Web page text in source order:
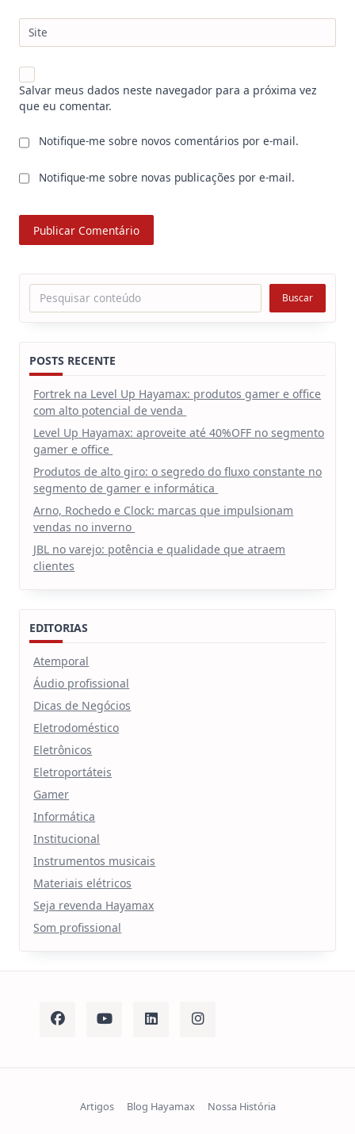
Site
Salvar meus dados neste navegador para a próxima vez
que eu comentar.
Notifique-me sobre novos comentários por e-mail.
Notifique-me sobre novas publicações por e-mail.
Pesquisar Buscar
POSTS RECENTE
Fortrek na Level Up Hayamax: produtos gamer e office
com alto potencial de venda
Level Up Hayamax: aproveite até 40%OFF no segmento
gamer e office
Produtos de alto giro: o segredo do fluxo constante no
segmento de gamer e informática
Arno, Rochedo e Clock: marcas que impulsionam
vendas no inverno
JBL no varejo: potência e qualidade que atraem
clientes
EDITORIAS
Atemporal
Áudio profissional
Dicas de Negócios
Eletrodoméstico
Eletrônicos
Eletroportáteis
Gamer
Informática
Institucional
Instrumentos musicais
Materiais elétricos
Seja revenda Hayamax
Som profissional
Artigos Blog Hayamax Nossa História